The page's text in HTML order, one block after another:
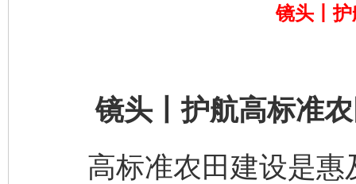
镜头丨
镜头丨护航高标准农
高标准农田建设是惠